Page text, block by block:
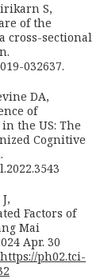
S,
of the
cross-sectional
032637.
DA,
of
the US: The
Cognitive
Factors of
Mai
Apr. 30
https://ph02.tci-